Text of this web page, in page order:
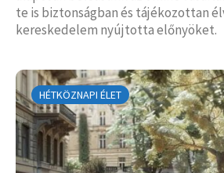
te is biztonságban és tájékozottan
kereskedelem nyújtotta előnyöket.
HÉTKÖZNAPI ÉLET